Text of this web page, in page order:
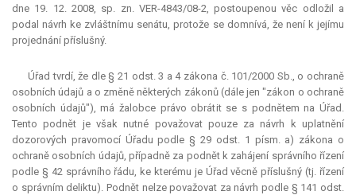
dne 19. 12. 2008, sp. zn. VER-4843/08-2, postoupenou věc odložil a
podal návrh ke zvláštnímu senátu, protože se domnívá, že není k jejímu
projednání příslušný.
Úřad tvrdí, že dle § 21 odst. 3 a 4 zákona č. 101/2000 Sb., o ochraně
osobních údajů a o změně některých zákonů (dále jen "zákon o ochraně
osobních údajů"), má žalobce právo obrátit se s podnětem na Úřad.
Tento podnět je však nutné považovat pouze za návrh k uplatnění
dozorových pravomocí Úřadu podle § 29 odst. 1 písm. a) zákona o
ochraně osobních údajů, případně za podnět k zahájení správního řízení
podle § 42 správního řádu, ke kterému je Úřad věcně příslušný (tj. řízení
o správním deliktu). Podnět nelze považovat za návrh podle § 141 odst.